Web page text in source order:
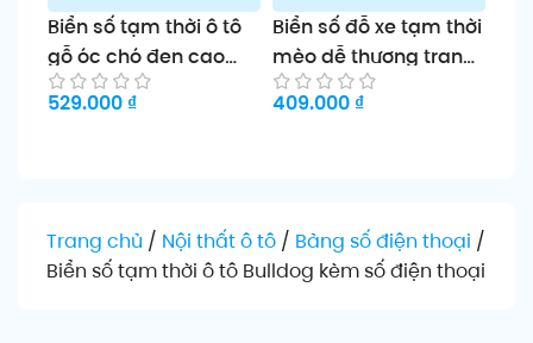
Biển số tạm thời ô tô
gỗ óc chó đen cao
cấp
529.000 ₫
Biển số đỗ xe tạm thời
mèo dễ thương trang
trí ô tô
409.000 ₫
Trang chủ / Nội thất ô tô / Bảng số điện thoại /
Biển số tạm thời ô tô Bulldog kèm số điện thoại